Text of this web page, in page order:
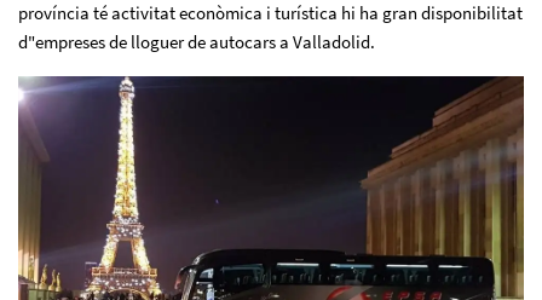
província té activitat econòmica i turística hi ha gran disponibilitat
d"empreses de lloguer de autocars a Valladolid.